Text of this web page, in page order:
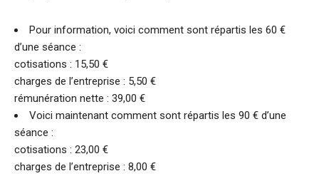
Pour information, voici comment sont répartis les 60 €
d’une séance :
cotisations : 15,50 €
charges de l’entreprise : 5,50 €
rémunération nette : 39,00 €
Voici maintenant comment sont répartis les 90 € d’une
séance :
cotisations : 23,00 €
charges de l’entreprise : 8,00 €